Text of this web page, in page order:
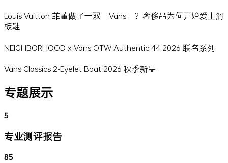
Louis Vuitton 菲董做了一双「Vans」？奢侈品为何开始爱上滑
板鞋
NEIGHBORHOOD x Vans OTW Authentic 44 2026 联名系列
Vans Classics 2-Eyelet Boat 2026 秋季新品
专题展示
5
专业测评报告
85